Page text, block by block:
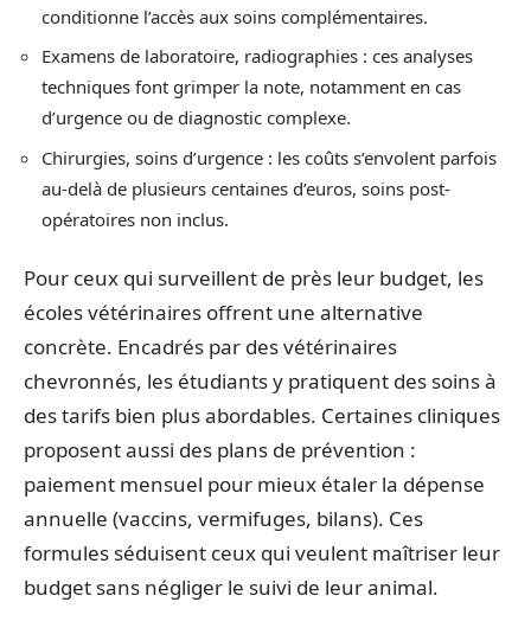
conditionne l’accès aux soins complémentaires.
Examens de laboratoire, radiographies : ces analyses
techniques font grimper la note, notamment en cas
d’urgence ou de diagnostic complexe.
Chirurgies, soins d’urgence : les coûts s’envolent parfois
au-delà de plusieurs centaines d’euros, soins post-
opératoires non inclus.
Pour ceux qui surveillent de près leur budget, les
écoles vétérinaires offrent une alternative
concrète. Encadrés par des vétérinaires
chevronnés, les étudiants y pratiquent des soins à
des tarifs bien plus abordables. Certaines cliniques
proposent aussi des plans de prévention :
paiement mensuel pour mieux étaler la dépense
annuelle (vaccins, vermifuges, bilans). Ces
formules séduisent ceux qui veulent maîtriser leur
budget sans négliger le suivi de leur animal.